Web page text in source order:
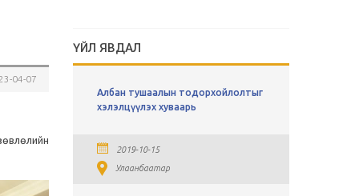
04-07
ҮЙЛ ЯВДАЛ
Албан тушаалын тодорхойлолтыг
хэлэлцүүлэх хуваарь
2019-10-15
Улаанбаатар